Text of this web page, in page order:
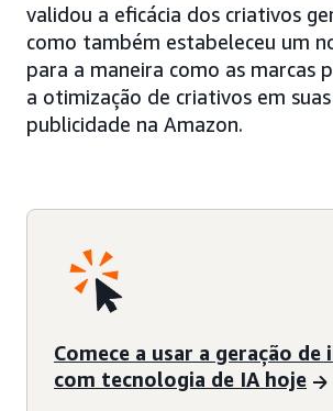
validou a eficácia dos criativos
como também estabeleceu um
para a maneira como as marcas
a otimização de criativos em
publicidade na Amazon.
Comece a usar a geração de
com tecnologia de IA hoje